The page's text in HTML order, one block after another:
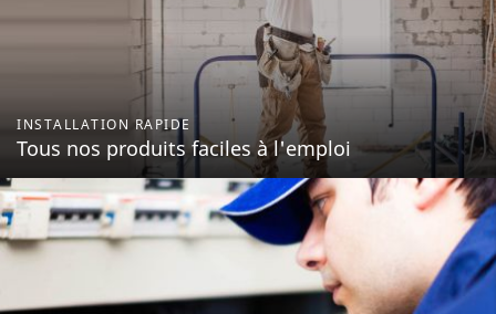
INSTALLATION RAPIDE
Tous nos produits faciles à l'emploi